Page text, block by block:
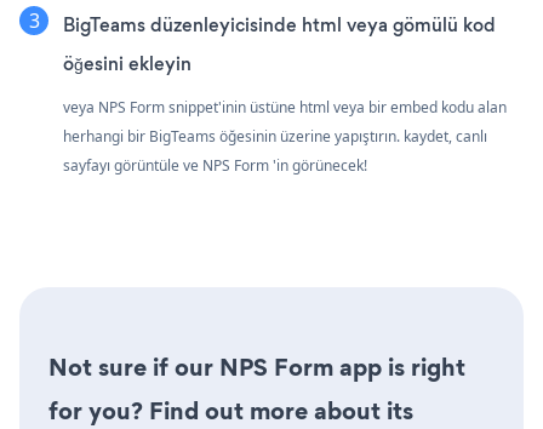
BigTeams düzenleyicisinde html veya gömülü kod
öğesini ekleyin
veya NPS Form snippet'inin üstüne html veya bir embed kodu alan
herhangi bir BigTeams öğesinin üzerine yapıştırın. kaydet, canlı
sayfayı görüntüle ve NPS Form 'in görünecek!
Not sure if our NPS Form app is right
for you? Find out more about its